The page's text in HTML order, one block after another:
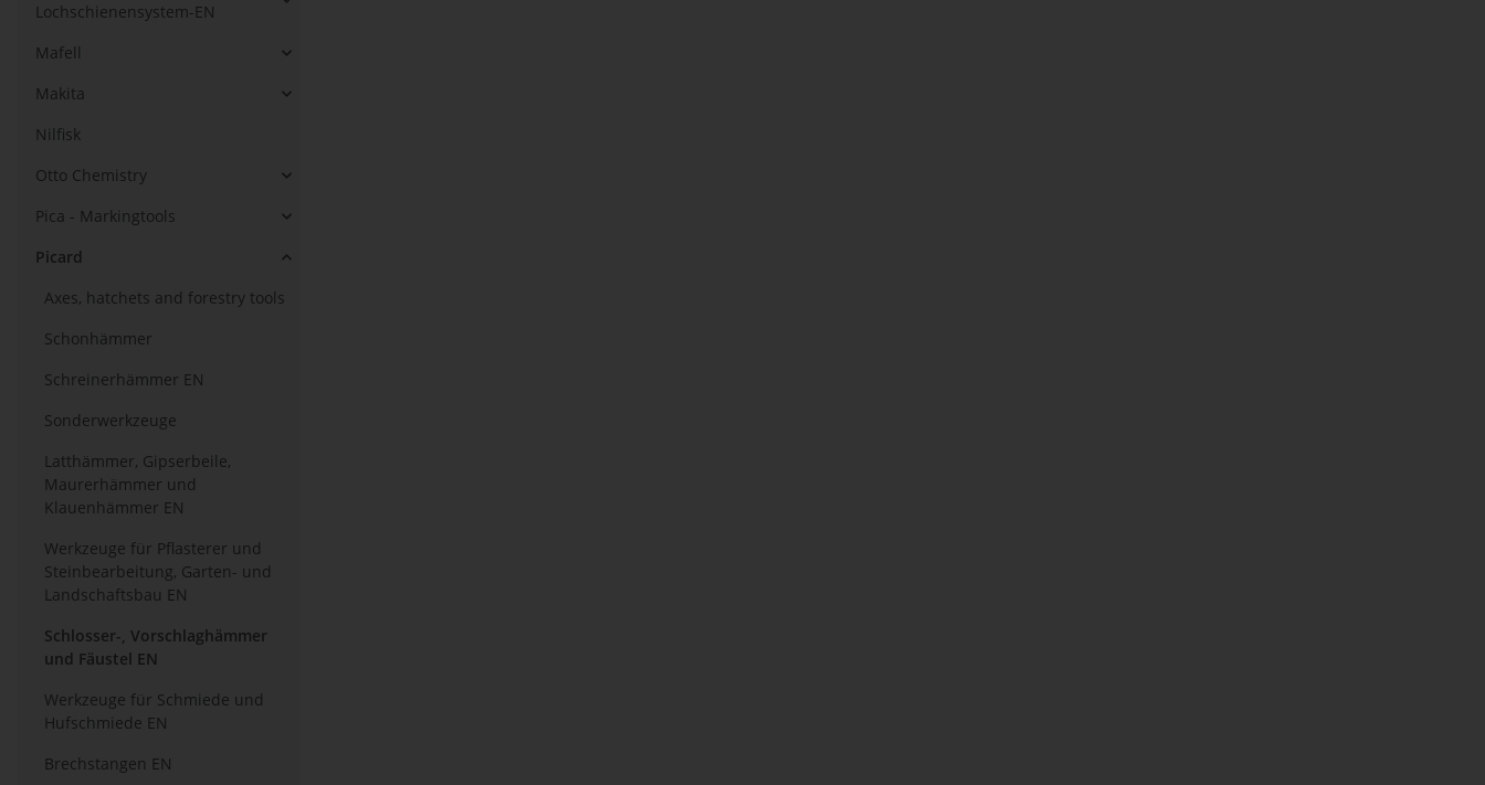
Lochschienensystem-EN
Mafell
Makita
Nilfisk
Otto Chemistry
Pica - Markingtools
Picard
Axes, hatchets and forestry tools
Schonhämmer
Schreinerhämmer EN
Sonderwerkzeuge
Latthämmer, Gipserbeile,
Maurerhämmer und
Klauenhämmer EN
Werkzeuge für Pflasterer und
Steinbearbeitung, Garten- und
Landschaftsbau EN
Schlosser-, Vorschlaghämmer
und Fäustel EN
Werkzeuge für Schmiede und
Hufschmiede EN
Brechstangen EN